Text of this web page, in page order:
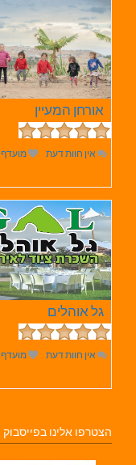
אורחן המעיין
אין חוות דעת מועדף
גל אוהלים
אין חוות דעת מועדף
הצטרפו אלינו בפייסבוק